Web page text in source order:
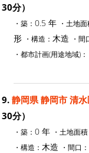
30分）
・築： 0.5 年 ・土地面
形 ・構造： 木造 ・間
・都市計画(用途地域)：
9. 静岡県 静岡市 清
30分）
・築： 0 年 ・土地面積
・構造： 木造 ・間口：